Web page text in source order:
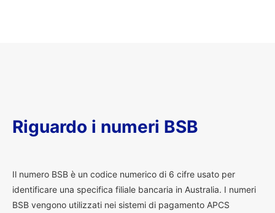
Riguardo i numeri BSB
Il numero BSB è un codice numerico di 6 cifre usato per
identificare una specifica filiale bancaria in Australia. I numeri
BSB vengono utilizzati nei sistemi di pagamento APCS